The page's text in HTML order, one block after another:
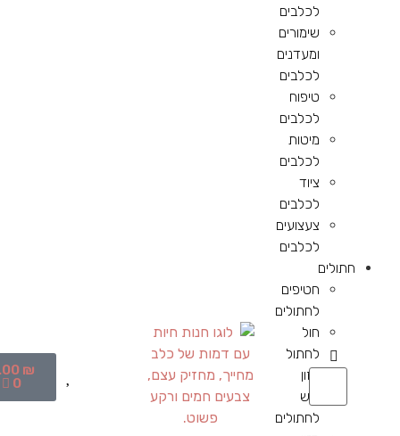
לכלבים
שימורים
ומעדנים
לכלבים
טיפוח
לכלבים
מיטות
לכלבים
ציוד
לכלבים
צעצועים
לכלבים
חתולים
חטיפים
לחתולים
חול
לחתול
מזון
יבש
לחתולים
₪
0